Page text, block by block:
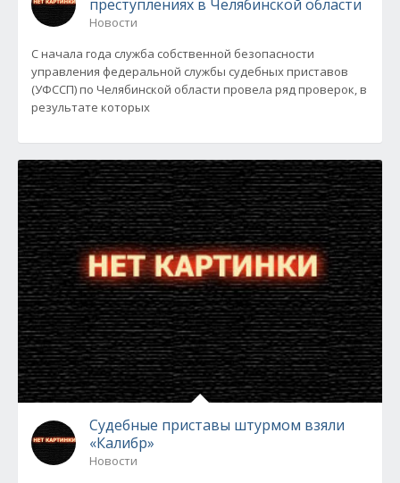
преступлениях в Челябинской области
Новости
С начала года служба собственной безопасности
управления федеральной службы судебных приставов
(УФССП) по Челябинской области провела ряд проверок, в
результате которых
Судебные приставы штурмом взяли
«Калибр»
Новости